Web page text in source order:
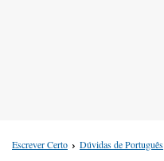
Escrever Certo Dúvidas de Português